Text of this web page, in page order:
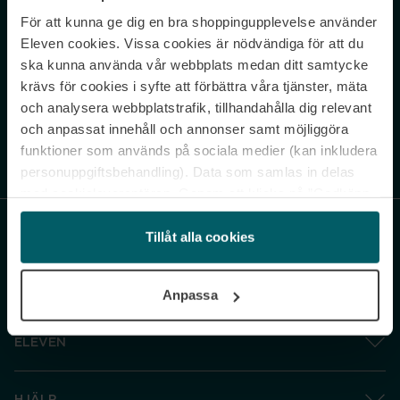
För att kunna ge dig en bra shoppingupplevelse använder
Eleven cookies. Vissa cookies är nödvändiga för att du
ska kunna använda vår webbplats medan ditt samtycke
krävs för cookies i syfte att förbättra våra tjänster, mäta
och analysera webbplatstrafik, tillhandahålla dig relevant
och anpassat innehåll och annonser samt möjliggöra
funktioner som används på sociala medier (kan inkludera
personuppgiftsbehandling). Data som samlas in delas
och gå vidare” accepterar du samtliga cookies medan du
under ”Inställningar” kan anpassa användningen av
cookies. Du kan återkalla ditt samtycke när som helst.
Tillåt alla cookies
Anpassa
Never miss a beat.
Sign up to our newsletter.
Genom att prenumerera accepterar du vår Integritetspolicy. Avprenumerera
ELEVEN